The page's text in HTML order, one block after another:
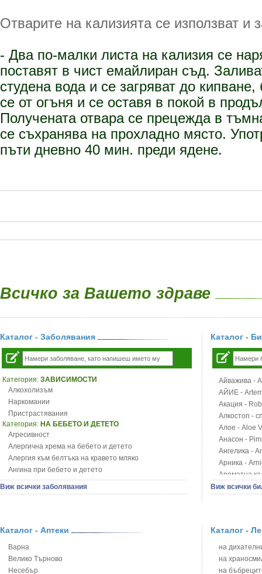
Отварите на кализията се използват и
- Два по-малки листа на кализия се
поставят в чист емайлиран съд.
студена вода и се загряват до
се от огъня и се оставя в покой в
Получената отвара се прецежда в
се съхранява на прохладно място.
пъти дневно 40 мин. преди ядене.
Всичко за Вашето здраве
Каталог - Заболявания
Категория: ЗАВИСИМОСТИ
Алкохолизъм
Наркомании
Пристрастявания
Категория: НА БЕБЕТО И ДЕТЕТО
Агресивност
Алергична хрема на бебето и детето
Алергия към белтъка на кравето мляко
Ангина при бебето и детето
Анемия при бебето и детето
Апетит - пълни деца
Бронхиална астма при бебето и детето
Варицела
Висока температура на бебето и детето
Виж всички заболявания
Каталог -
Айважива -
АЙИЕ -
Акация -
Алкостоп -
Алое - Aloe
Анасон -
Ангелика -
Арника -
Ароматна
Арония -
Блатен
Блян
Бобови
Божур -
Виж всички
Каталог - Аптеки
Варна
Велико Търново
Несебър
Каталог -
на
на
на